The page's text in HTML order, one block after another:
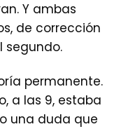
Y ambas
de corrección
segundo.
permanente.
a las 9, estaba
una duda que